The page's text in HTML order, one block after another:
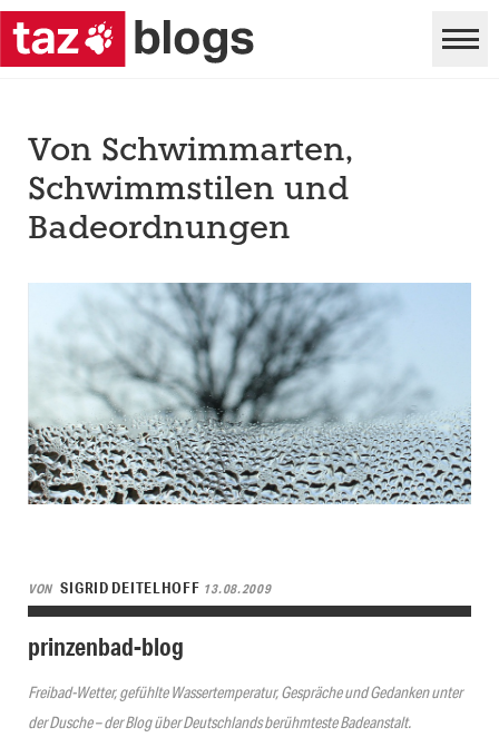
Von Schwimmarten,
Schwimmstilen und
Badeordnungen
VON SIGRID DEITELHOFF 13.08.2009
prinzenbad-blog
Freibad-Wetter, gefühlte Wassertemperatur, Gespräche und Gedanken unter
der Dusche – der Blog über Deutschlands berühmteste Badeanstalt.